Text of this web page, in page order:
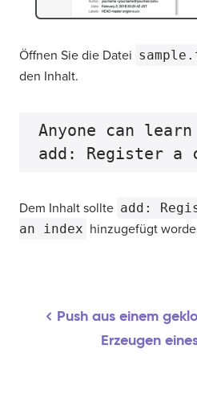
Öffnen Sie die Datei
den Inhalt.
Anyone can
Dem Inhalt sollte add:
an index hinzugefügt
Push aus einem
Erzeugen